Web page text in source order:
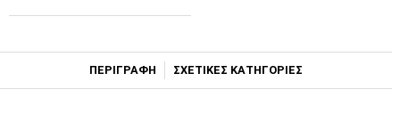
ΠΕΡΙΓΡΑΦΗ ΣΧΕΤΙΚΕΣ ΚΑΤΗΓΟΡΙΕΣ